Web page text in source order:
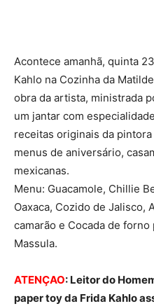
Acontece amanhã, quinta
Kahlo na Cozinha da
obra da artista, ministrada
um jantar com
receitas originais da
menus de aniversário,
mexicanas.
Menu: Guacamole, Chillie
Oaxaca, Cozido de Jalisco,
camarão e Cocada de
Massula.
ATENÇAO: Leitor do
paper toy da Frida Kahlo